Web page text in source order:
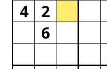
4 2
6